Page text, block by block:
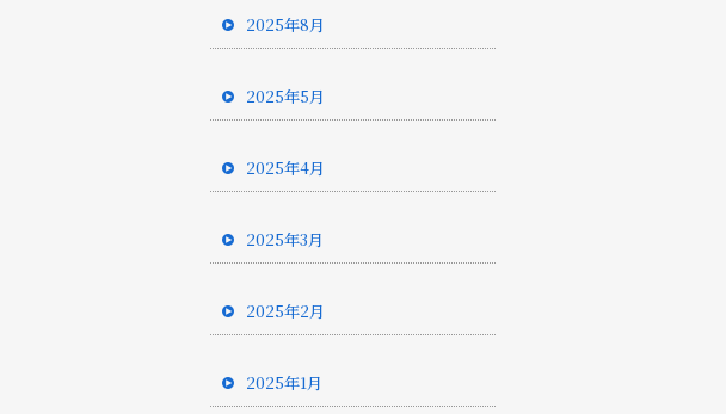
2025年8月
2025年5月
2025年4月
2025年3月
2025年2月
2025年1月